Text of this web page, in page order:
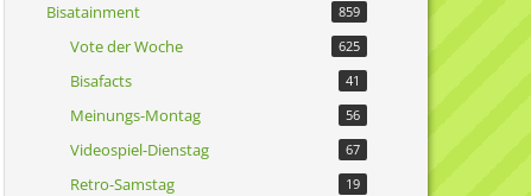
Bisatainment 859
Vote der Woche 625
Bisafacts 41
Meinungs-Montag 56
Videospiel-Dienstag 67
Retro-Samstag 19